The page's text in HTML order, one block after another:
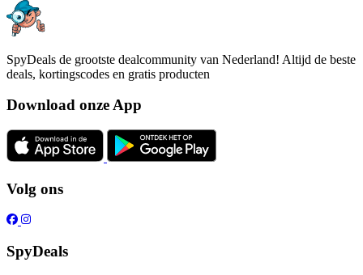
SpyDeals de grootste dealcommunity van Nederland! Altijd de beste
deals, kortingscodes en gratis producten
Download onze App
Volg ons
SpyDeals